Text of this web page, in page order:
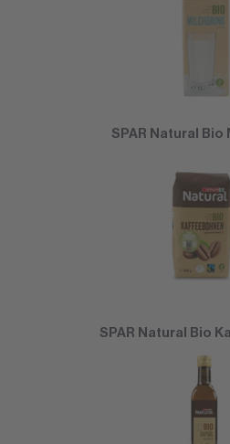
SPAR Natural
SPAR Natural Bio